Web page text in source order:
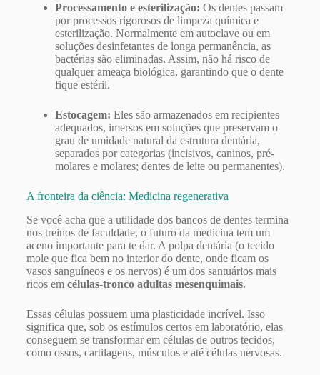
Processamento e esterilização: Os dentes passam
por processos rigorosos de limpeza química e
esterilização. Normalmente em autoclave ou em
soluções desinfetantes de longa permanência, as
bactérias são eliminadas. Assim, não há risco de
qualquer ameaça biológica, garantindo que o dente
fique estéril.
Estocagem: Eles são armazenados em recipientes
adequados, imersos em soluções que preservam o
grau de umidade natural da estrutura dentária,
separados por categorias (incisivos, caninos, pré-
molares e molares; dentes de leite ou permanentes).
A fronteira da ciência: Medicina regenerativa
Se você acha que a utilidade dos bancos de dentes termina
nos treinos de faculdade, o futuro da medicina tem um
aceno importante para te dar. A polpa dentária (o tecido
mole que fica bem no interior do dente, onde ficam os
vasos sanguíneos e os nervos) é um dos santuários mais
ricos em células-tronco adultas mesenquimais.
Essas células possuem uma plasticidade incrível. Isso
significa que, sob os estímulos certos em laboratório, elas
conseguem se transformar em células de outros tecidos,
como ossos, cartilagens, músculos e até células nervosas.